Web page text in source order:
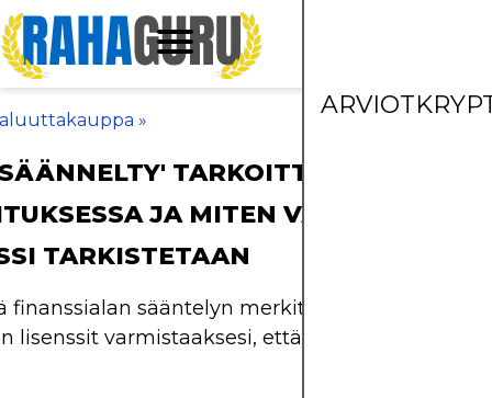
ARVIOT
»
TARKOITTAA
JA MITEN VÄLITTÄJÄN
TARKISTETAAN
finanssialan sääntelyn merkitys ja miten
lisenssit varmistaaksesi, että käyt kauppaa